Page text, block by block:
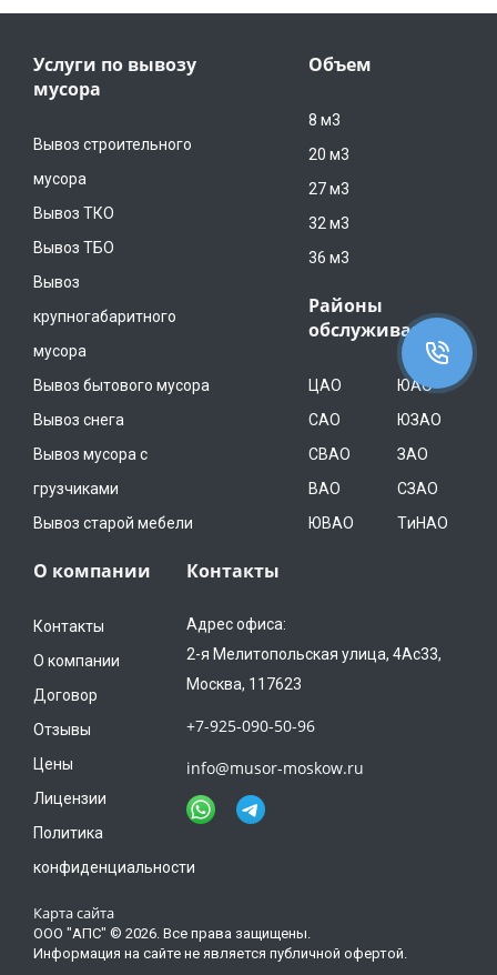
+7-925-090-50-96
Контакты
Адрес офиса:
2-я Мелитопольская улица, 4Ас33,
Москва, 117623
+7-925-090-50-96
info@musor-moskow.ru
Услуги по вывозу
мусора
Вывоз строительного
мусора
Вывоз ТКО
Вывоз ТБО
Вывоз
крупногабаритного
мусора
Вывоз бытового мусора
Вывоз снега
Вывоз мусора с
грузчиками
Вывоз старой мебели
Объем
8 м3
20 м3
27 м3
32 м3
36 м3
Районы
обслуживания
ЦАО
ЮАО
САО
ЮЗАО
СВАО
ЗАО
ВАО
СЗАО
ЮВАО
TиНАО
О компании
Контакты
О компании
Договор
Отзывы
Цены
Лицензии
Политика
конфиденциальности
Карта сайта
ООО "АПС" © 2026. Все права защищены.
Информация на сайте не является публичной офертой.